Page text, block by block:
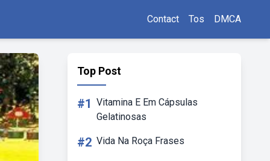
Contact Tos DMCA
Top Post
#1 Vitamina E Em Cápsulas
Gelatinosas
#2 Vida Na Roça Frases